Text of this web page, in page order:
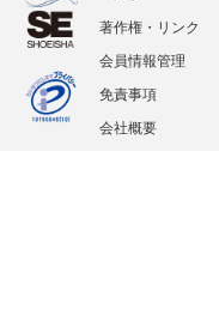
著作権・リンク
会員情報管理
免責事項
会社概要